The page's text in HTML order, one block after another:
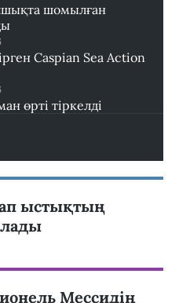
шомылған
Caspian Sea Action
өрті тіркелді
ыстықтың
Мессидің